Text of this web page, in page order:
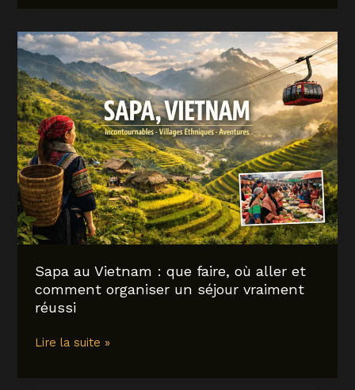
guide
complet
pour
préparer
(et
réussir)
la
plus
belle
boucle
du
Vietnam
Sapa au Vietnam : que faire, où aller et
comment organiser un séjour vraiment
réussi
Sapa
Lire la suite »